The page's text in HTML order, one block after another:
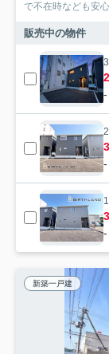
で不在時なども安
販売中の物件
新築一戸建